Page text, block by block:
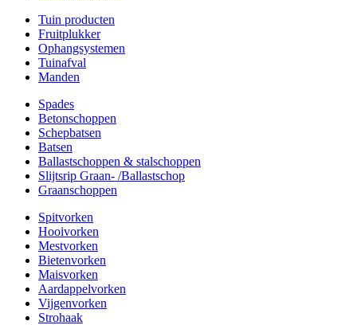
Tuin producten
Fruitplukker
Ophangsystemen
Tuinafval
Manden
Spades
Betonschoppen
Schepbatsen
Batsen
Ballastschoppen & stalschoppen
Slijtsrip Graan- /Ballastschop
Graanschoppen
Spitvorken
Hooivorken
Mestvorken
Bietenvorken
Maisvorken
Aardappelvorken
Vijgenvorken
Strohaak